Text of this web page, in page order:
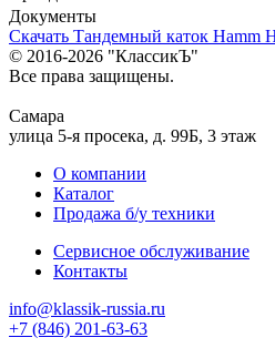
Документы
Скачать Тандемный каток Hamm
© 2016-2026 "КлассикЪ"
Все права защищены.
Самара
улица 5-я просека, д. 99Б, 3 этаж
О компании
Каталог
Продажа б/у техники
Сервисное обслуживание
Контакты
info@klassik-russia.ru
+7 (846) 201-63-63